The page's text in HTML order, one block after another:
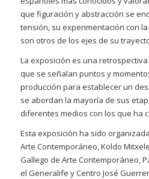
que figuración y abstracción se
tensión, su experimentación con
son otros de los ejes de su
La exposición es una
que se señalan puntos y
producción para establecer un
se abordan la mayoría de sus
diferentes medios con los que ha
Esta exposición ha sido
Arte Contemporáneo, Koldo
Gallego de Arte Contemporáneo,
el Generalife y Centro José